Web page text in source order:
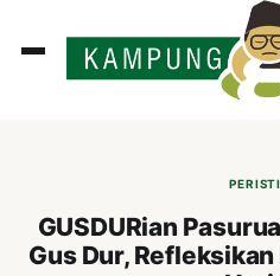
GUSDURian
Gus Dur,